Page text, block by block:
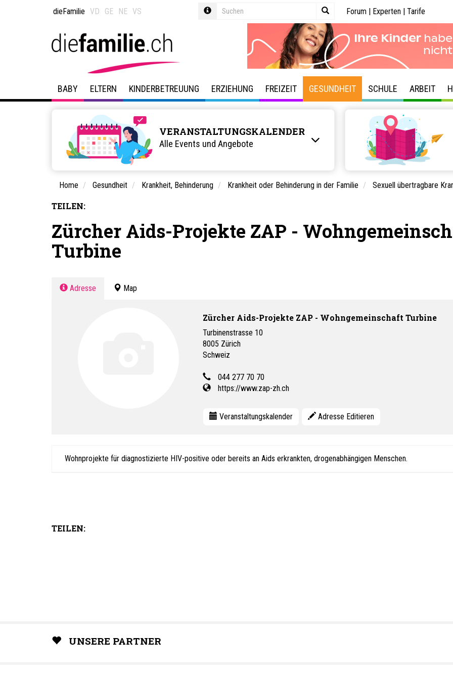
dieFamilie VD GE NE VS Forum | Experten | Tarife
BABY ELTERN KINDERBETREUUNG ERZIEHUNG FREIZEIT GESUNDHEIT SCHULE ARBEIT
VERANSTALTUNGSKALENDER
Alle Events und Angebote
Home Gesundheit Krankheit, Behinderung Krankheit oder Behinderung in der Familie Sexuell übertragbare
TEILEN:
Zürcher Aids-Projekte ZAP -
Turbine
Adresse Map
Zürcher Aids-Projekte ZAP - Wohngemeinschaft Turbine
Turbinenstrasse 10
8005 Zürich
Schweiz
044 277 70 70
https://www.zap-zh.ch
Veranstaltungskalender Adresse Editieren
Wohnprojekte für diagnostizierte HIV-positive oder bereits an Aids erkrankten, drogenabhängigen Menschen.
TEILEN:
UNSERE PARTNER